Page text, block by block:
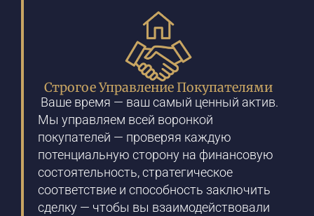
Строгое Управление Покупателями
Ваше время — ваш самый ценный актив.
Мы управляем всей воронкой
покупателей — проверяя каждую
потенциальную сторону на финансовую
состоятельность, стратегическое
соответствие и способность заключить
сделку — чтобы вы взаимодействовали